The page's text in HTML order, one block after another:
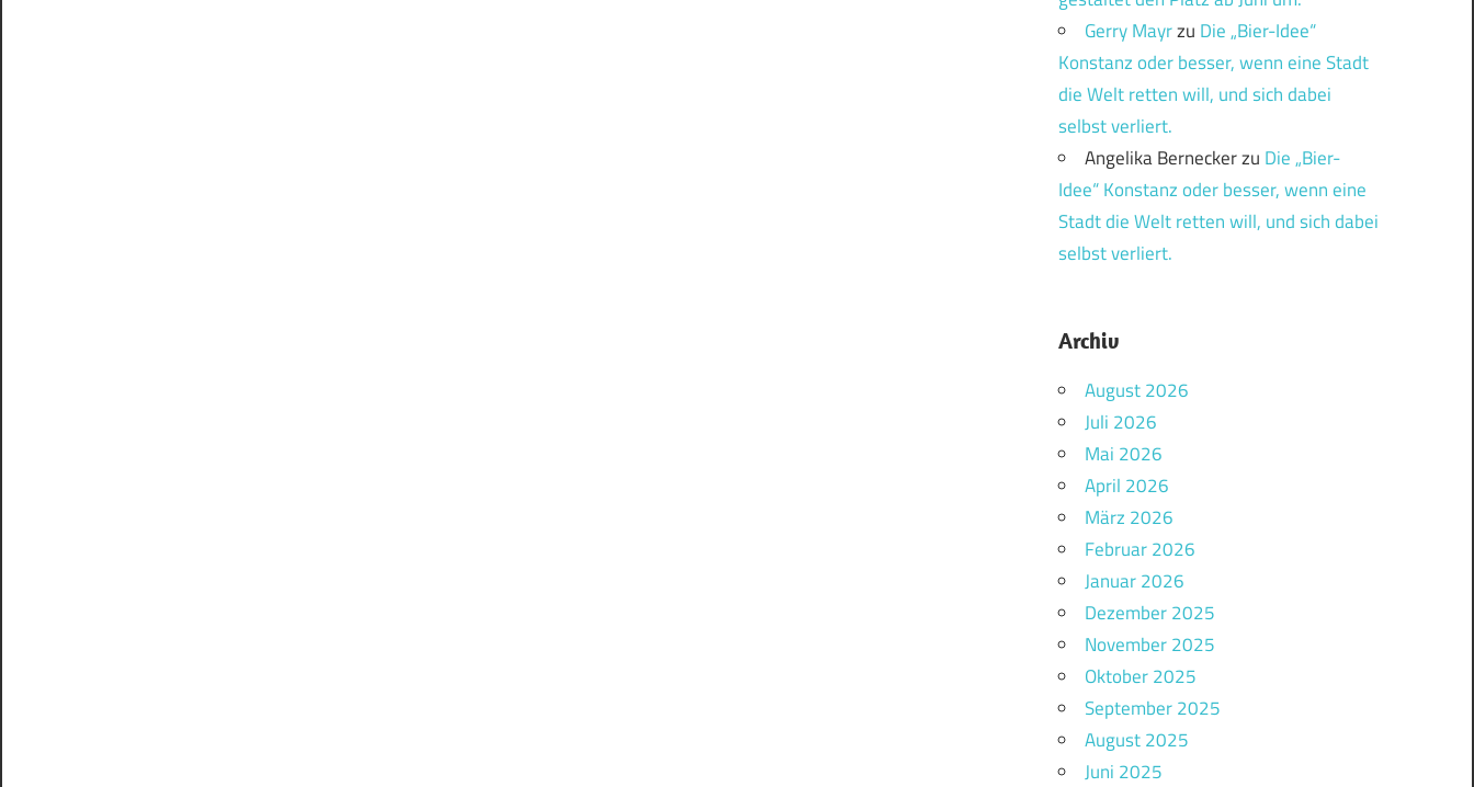
Gerry Mayrzu Die „Bier-Idee“
Konstanz oder besser, wenn eine Stadt
die Welt retten will, und sich dabei
selbst verliert.
Angelika Berneckerzu Die „Bier-
Idee“ Konstanz oder besser, wenn eine
Stadt die Welt retten will, und sich dabei
selbst verliert.
Archiv
August 2026
Juli 2026
Mai 2026
April 2026
März 2026
Februar 2026
Januar 2026
Dezember 2025
November 2025
Oktober 2025
September 2025
August 2025
Juni 2025